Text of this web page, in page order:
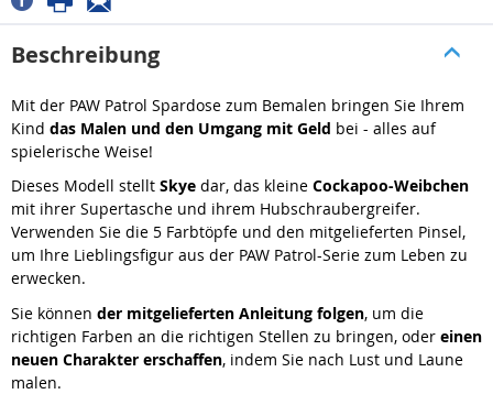
Beschreibung
Mit der PAW Patrol Spardose zum Bemalen bringen Sie Ihrem
Kind das Malen und den Umgang mit Geld bei - alles auf
spielerische Weise!
Dieses Modell stellt Skye dar, das kleine Cockapoo-Weibchen
mit ihrer Supertasche und ihrem Hubschraubergreifer.
Verwenden Sie die 5 Farbtöpfe und den mitgelieferten Pinsel,
um Ihre Lieblingsfigur aus der PAW Patrol-Serie zum Leben zu
erwecken.
Sie können der mitgelieferten Anleitung folgen, um die
richtigen Farben an die richtigen Stellen zu bringen, oder einen
neuen Charakter erschaffen, indem Sie nach Lust und Laune
malen.